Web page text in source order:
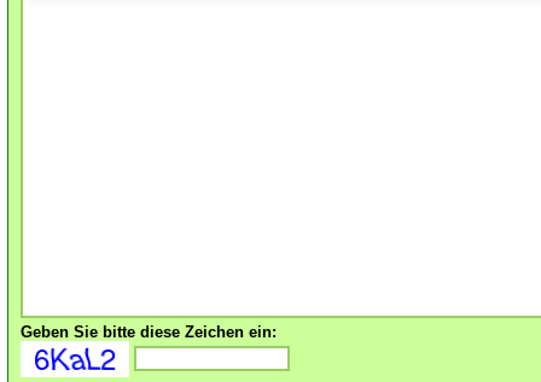
Geben Sie bitte diese Zeichen ein: